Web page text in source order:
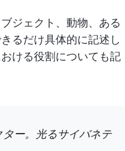
ジェクト、動物、ある
るだけ具体的に記述し
ける役割についても記
ター。光るサイバネテ